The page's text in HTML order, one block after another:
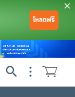
โหลดฟรี